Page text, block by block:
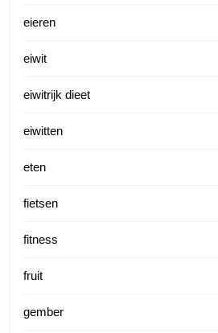
eieren
eiwit
eiwitrijk dieet
eiwitten
eten
fietsen
fitness
fruit
gember